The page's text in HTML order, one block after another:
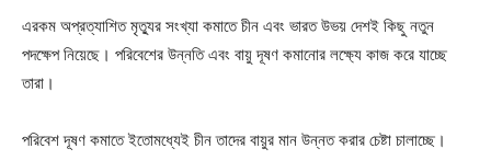
এরকম অপ্রত্যাশিত মৃত্যুর সংখ্যা কমাতে চীন এবং ভারত উভয় দেশই কিছু নতুন
পদক্ষেপ নিয়েছে। পরিবেশের উন্নতি এবং বায়ু দূষণ কমানোর লক্ষ্যে কাজ করে যাচ্ছে
তারা।
পরিবেশ দূষণ কমাতে ইতোমধ্যেই চীন তাদের বায়ুর মান উন্নত করার চেষ্টা চালাচ্ছে।